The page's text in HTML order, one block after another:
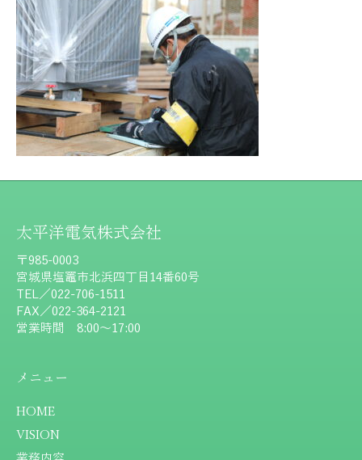
太平洋電気株式会社
〒985-0003
宮城県塩竈市北浜四丁目14番60号
TEL／022-706-1511
FAX／022-364-2121
営業時間 8:00～17:00
メニュー
HOME
VISION